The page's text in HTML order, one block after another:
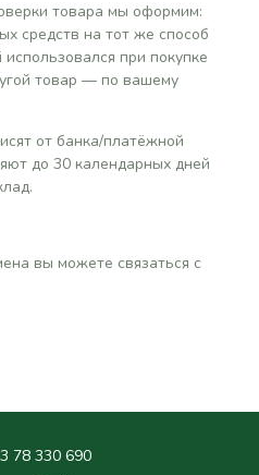
товара мы оформим:
средств на тот же способ
при покупке
товар — по вашему
от банка/платёжной
до 30 календарных дней
вы можете связаться с
78 330 690